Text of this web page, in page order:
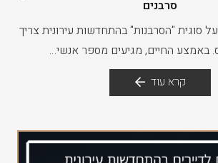
סרבנים
סוגית "הסרבנות" בהתחדשות עירונית צריך
באמצע החיים, מגיעים מספר אנשי…
קרא עוד